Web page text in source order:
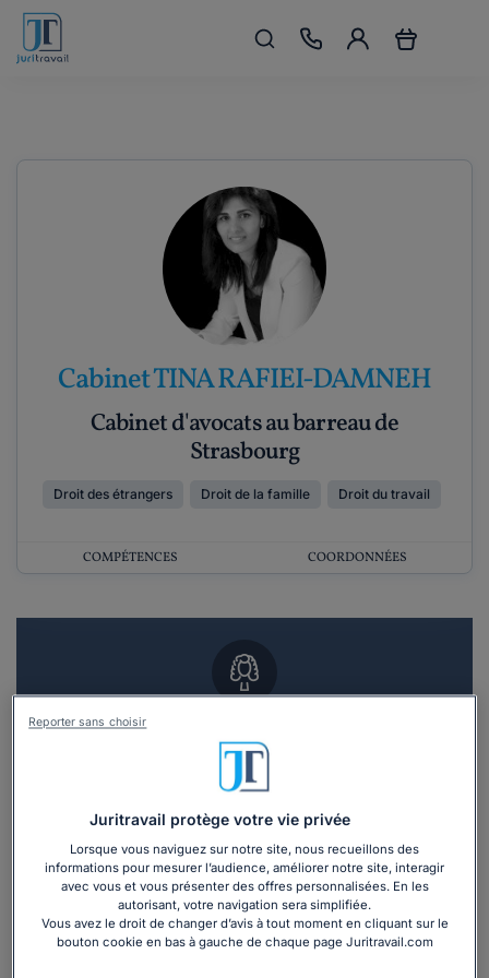
Cabinet TINA RAFIEI-DAMNEH
Cabinet d'avocats au barreau de
Strasbourg
Droit des étrangers Droit de la famille Droit du travail
COMPÉTENCES COORDONNÉES
Vous souhaitez un RDV en cabinet avec un
avocat ?
Recevoir des devis d'avocats
3 devis en 48h
Juritravail protège votre vie privée
Lorsque vous naviguez sur notre site, nous recueillons des
informations pour mesurer l’audience, améliorer notre site, interagir
avec vous et vous présenter des offres personnalisées. En les
autorisant, votre navigation sera simplifiée.
Vous avez le droit de changer d’avis à tout moment en cliquant sur le
bouton cookie en bas à gauche de chaque page Juritravail.com
Reporter sans choisir